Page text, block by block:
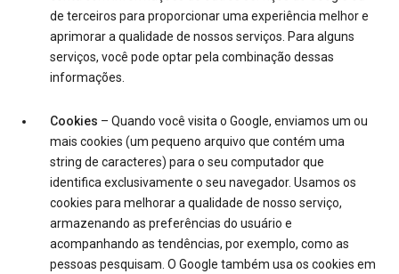
de terceiros para proporcionar uma experiência melhor e
aprimorar a qualidade de nossos serviços. Para alguns
serviços, você pode optar pela combinação dessas
informações.
Cookies – Quando você visita o Google, enviamos um ou
mais cookies (um pequeno arquivo que contém uma
string de caracteres) para o seu computador que
identifica exclusivamente o seu navegador. Usamos os
cookies para melhorar a qualidade de nosso serviço,
armazenando as preferências do usuário e
acompanhando as tendências, por exemplo, como as
pessoas pesquisam. O Google também usa os cookies em